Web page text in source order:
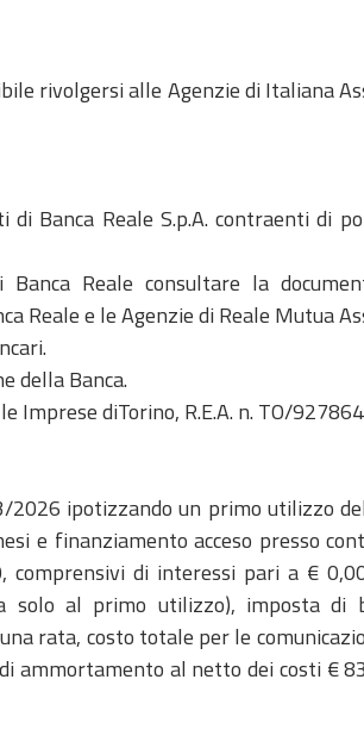
rivolgersi alle Agenzie di Italiana
Banca Reale S.p.A. contraenti di
Reale consultare la
Reale e le Agenzie di Reale Mutua
della Banca.
Imprese diTorino, R.E.A. n. TO/
2026 ipotizzando un primo utilizzo
e finanziamento acceso presso
di interessi pari a €
solo al primo utilizzo), imposta di
rata, costo totale per le
ammortamento al netto dei costi €